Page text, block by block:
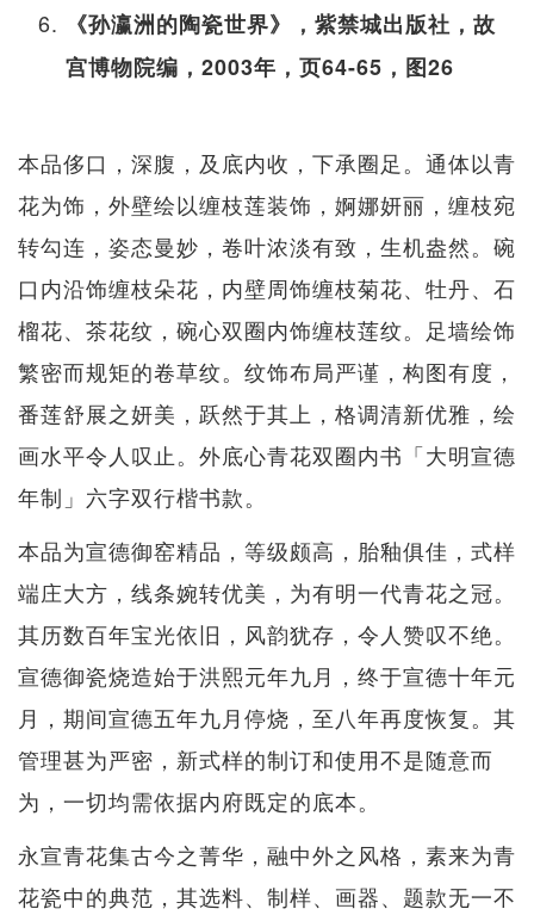
《孙瀛洲的陶瓷世界》，紫禁城出版社，故
宫博物院编，2003年，页64-65，图26
本品侈口，深腹，及底内收，下承圈足。通体以青
花为饰，外壁绘以缠枝莲装饰，婀娜妍丽，缠枝宛
转勾连，姿态曼妙，卷叶浓淡有致，生机盎然。碗
口内沿饰缠枝朵花，内壁周饰缠枝菊花、牡丹、石
榴花、茶花纹，碗心双圈内饰缠枝莲纹。足墙绘饰
繁密而规矩的卷草纹。纹饰布局严谨，构图有度，
番莲舒展之妍美，跃然于其上，格调清新优雅，绘
画水平令人叹止。外底心青花双圈内书「大明宣德
年制」六字双行楷书款。
本品为宣德御窑精品，等级颇高，胎釉俱佳，式样
端庄大方，线条婉转优美，为有明一代青花之冠。
其历数百年宝光依旧，风韵犹存，令人赞叹不绝。
宣德御瓷烧造始于洪熙元年九月，终于宣德十年元
月，期间宣德五年九月停烧，至八年再度恢复。其
管理甚为严密，新式样的制订和使用不是随意而
为，一切均需依据内府既定的底本。
永宣青花集古今之菁华，融中外之风格，素来为青
花瓷中的典范，其选料、制样、画器、题款无一不